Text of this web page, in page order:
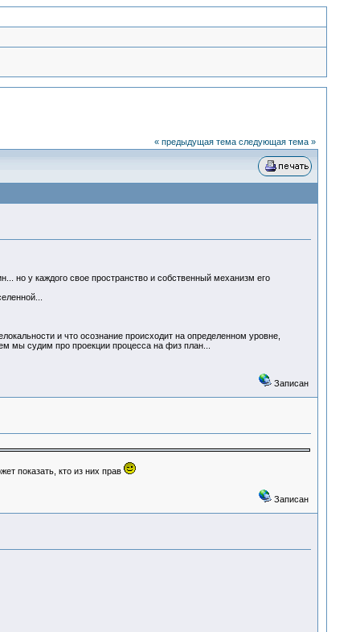
« предыдущая тема следующая тема »
но у каждого свое пространство и собственный механизм его
и что осознание происходит на определенном уровне,
мы судим про проекции процесса на физ план...
Записан
показать, кто из них прав
Записан